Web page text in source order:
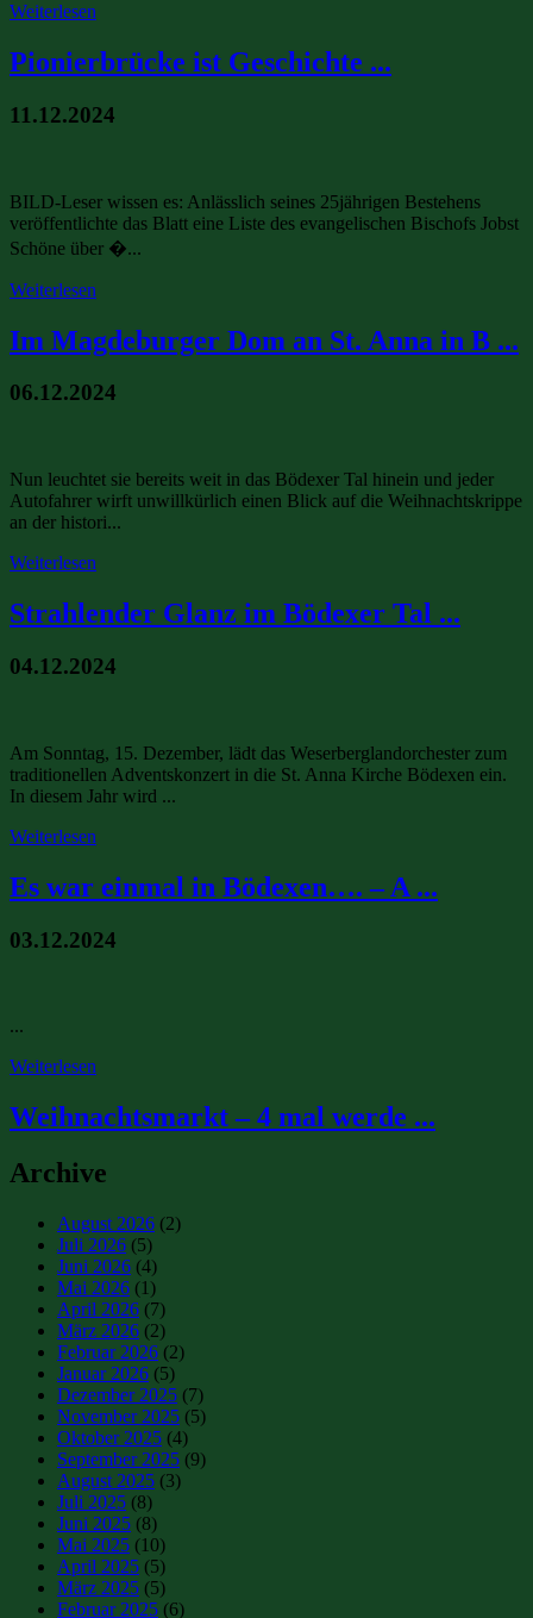
Weiterlesen
Pionierbrücke ist Geschichte ...
11.12.2024
BILD-Leser wissen es: Anlässlich seines 25jährigen Bestehens
veröffentlichte das Blatt eine Liste des evangelischen Bischofs Jobst
Schöne über �...
Weiterlesen
Im Magdeburger Dom an St. Anna in B ...
06.12.2024
Nun leuchtet sie bereits weit in das Bödexer Tal hinein und jeder
Autofahrer wirft unwillkürlich einen Blick auf die Weihnachtskrippe
an der histori...
Weiterlesen
Strahlender Glanz im Bödexer Tal ...
04.12.2024
Am Sonntag, 15. Dezember, lädt das Weserberglandorchester zum
traditionellen Adventskonzert in die St. Anna Kirche Bödexen ein.
In diesem Jahr wird ...
Weiterlesen
Es war einmal in Bödexen…. – A ...
03.12.2024
...
Weiterlesen
Weihnachtsmarkt – 4 mal werde ...
Archive
August 2026 (2)
Juli 2026 (5)
Juni 2026 (4)
Mai 2026 (1)
April 2026 (7)
März 2026 (2)
Februar 2026 (2)
Januar 2026 (5)
Dezember 2025 (7)
November 2025 (5)
Oktober 2025 (4)
September 2025 (9)
August 2025 (3)
Juli 2025 (8)
Juni 2025 (8)
Mai 2025 (10)
April 2025 (5)
März 2025 (5)
Februar 2025 (6)